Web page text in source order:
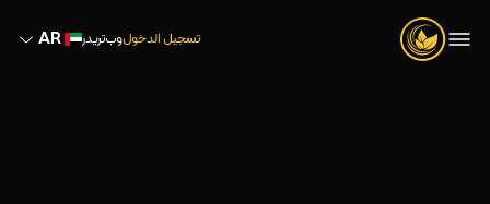
تسجيل الدخولوب‌تریدر